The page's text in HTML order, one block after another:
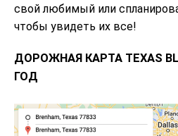
свой любимый или
чтобы увидеть их все!
ДОРОЖНАЯ КАРТА TEXAS
ГОД